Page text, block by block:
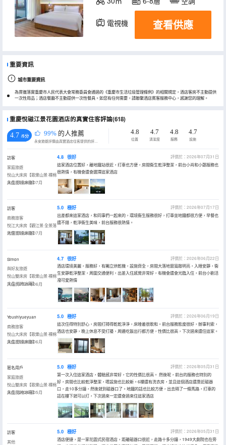
電視機 冰箱
查看供應
重要資訊
城市重要資訊
為貫徹落實重慶市人民代表大會常務委員會通過的《重慶市生活垃圾管理條例》的相關規定，酒店客房不主動提供
一次性用品；酒店餐廳不主動提供一次性餐具。如您有任何需要，請聯繫酒店賓客服務中心，感謝您的理解。
重慶悅磁江景花園酒店的真實住客評論(618)
4.7 /5分 99% 的人推薦
永安旅遊評價由真實酒店住客提供的評價。
4.8
位置
4.7
清潔度
4.8
服務
4.7
設施
訪客
家庭旅遊
悅山大床房【歌樂山景·裸棉
床品·舒達床墊】
入住於2026年07月
4.8 很好
評價於：2026年07月31日
這家酒店位置好，離地鐵站很近，打車也方便，房間衞生乾淨整潔，前台小肖和小鄭服務也
很熱情，有機會還會選擇這家酒店
訪客
商務旅客
悅江大床房【觀江景·全景落
地窗·舒達床墊】
入住於2026年07月
5.0 極好
評價於：2026年07月17日
出差都來這家酒店，和同事們一起來的，環境衞生服務很好，打車坐地鐵都很方便，早餐也
還不錯，乾淨衞生美味，前台服務很熱情。
Simon
與好友旅遊
悅山雙床房【歌樂山景·裸棉
床品·浴袍冰箱】
入住於2026年06月
4.7 很好
評價於：2026年06月22日
酒店環境美麗，服務好，有獨立烘乾機，設施齊全，房間大落地窗寬敞明亮，入睡安靜，衞
生安靜乾淨整潔，周圍交通便利，出差入住感覺非常好，有機會還會光臨入住，前台小劉活
潑可愛熱情
Youshiyueyuan
商務旅客
悅山大床房【歌樂山景·裸棉
床品·舒達床墊】
入住於2026年06月
5.0 極好
評價於：2026年06月19日
這次住得特別舒心，房間打掃得乾乾淨淨，床睡着很軟和。前台服務態度很好，辦事利索，
酒店也安靜，晚上休息不受打擾，周邊吃飯出行都方便，性價比很高，下次過來還住這家。
匿名用戶
家庭旅遊
悅山雙床房【歌樂山景·裸棉
床品·浴袍冰箱】
入住於2026年05月
5.0 極好
評價於：2026年05月31日
第一次入住這家酒店，體驗感非常好，它的性價比很高。 然後呢，前台的服務也特別的
好，房間也比較乾淨整潔，嗯設施也比較新。6樓還有洗衣房，並且這個酒店還靠近磁器
口，走10多分鐘，然後就到磁器口了。地鐵的話也比較方便，出去隔了一條馬路，打車的
話在樓下就可以打，下次過來一定還會過來住這家酒店
訪客
其他
5.0 極好
評價於：2026年05月31日
酒店便捷，是一家花園式民宿酒店，距離磁器口很近，走路十多分鐘，1949大劇院也在旁